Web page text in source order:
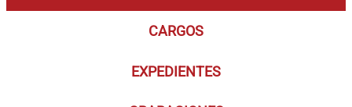
CARGOS
EXPEDIENTES